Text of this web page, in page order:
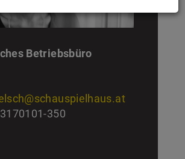
Betriebsbüro
350